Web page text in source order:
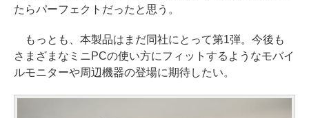
たらパーフェクトだったと思う。
もっとも、本製品はまだ同社にとって第1弾。今後も
さまざまなミニPCの使い方にフィットするようなモバイ
ルモニターや周辺機器の登場に期待したい。